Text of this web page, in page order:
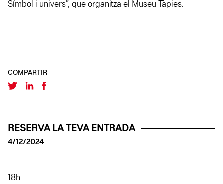
COMPARTIR
Símbol i univers”, que organitza el Museu Tàpies.
RESERVA LA TEVA ENTRADA
4/12/2024
18h